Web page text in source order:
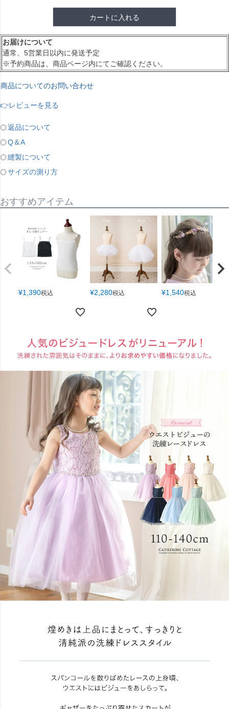
カートに入れる
お届けについて
通常、5営業日以内に発送予定
※予約商品は、商品ページ内にてご確認ください。
商品についてのお問い合わせ
👉レビューを見る
返品について
Q＆A
縫製について
サイズの測り方
おすすめアイテム
¥1,390税込 ¥2,280税込 ¥1,540税込